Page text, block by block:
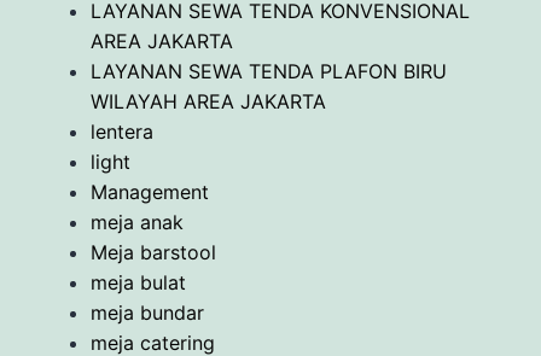
LAYANAN SEWA TENDA KONVENSIONAL
AREA JAKARTA
LAYANAN SEWA TENDA PLAFON BIRU
WILAYAH AREA JAKARTA
lentera
light
Management
meja anak
Meja barstool
meja bulat
meja bundar
meja catering